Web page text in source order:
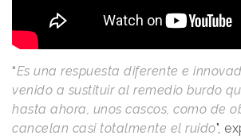
“Es una respuesta diferente e
venido a sustituir al remedio burdo
hasta ahora, unos cascos, como de
cancelan casi totalmente el ruido",